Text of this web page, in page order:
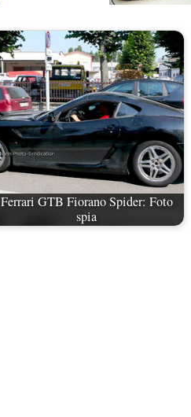
Ferrari GTB Fiorano Spider: Foto
spia